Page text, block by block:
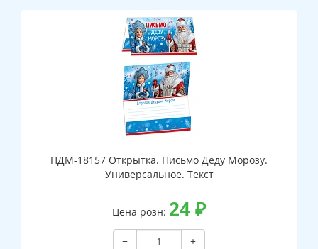
ПДМ-18157 Открытка. Письмо Деду Морозу.
Универсальное. Текст
Цена розн: 24₽
−
+